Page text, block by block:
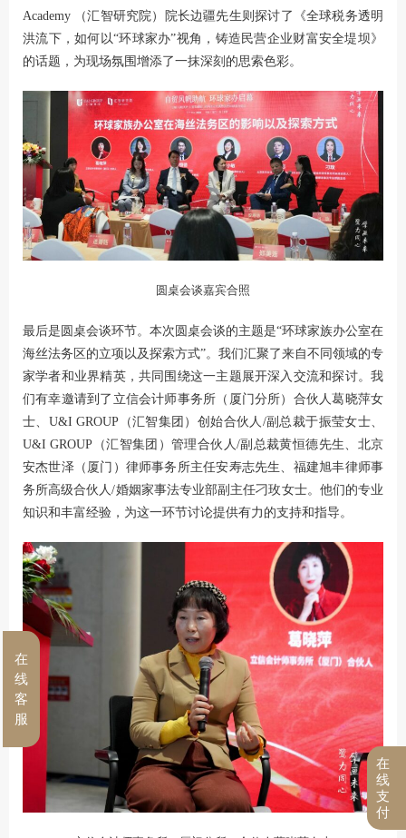
Academy （汇智研究院）院长边疆先生则探讨了《全球税务透明
洪流下，如何以“环球家办”视角，铸造民营企业财富安全堤坝》
的话题，为现场氛围增添了一抹深刻的思索色彩。
圆桌会谈嘉宾合照
最后是圆桌会谈环节。本次圆桌会谈的主题是“环球家族办公室在
海丝法务区的立项以及探索方式”。我们汇聚了来自不同领域的专
家学者和业界精英，共同围绕这一主题展开深入交流和探讨。我
们有幸邀请到了立信会计师事务所（厦门分所）合伙人葛晓萍女
士、U&I GROUP（汇智集团）创始合伙人/副总裁于振莹女士、
U&I GROUP（汇智集团）管理合伙人/副总裁黄恒德先生、北京
安杰世泽（厦门）律师事务所主任安寿志先生、福建旭丰律师事
务所高级合伙人/婚姻家事法专业部副主任刁玫女士。他们的专业
知识和丰富经验，为这一环节讨论提供有力的支持和指导。
在
线
客
服
在
线
支
付